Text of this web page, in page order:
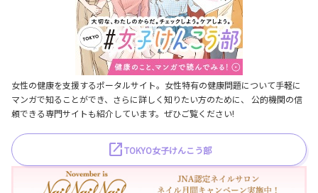
女性の健康を支援するポータルサイト。女性特有の健康問題について手軽に
マンガで知ることができ、さらに詳しく知りたい方のために、 公的機関の信
頼できる専門サイトも紹介しています。ぜひご覧ください!
TOKYO女子けんこう部